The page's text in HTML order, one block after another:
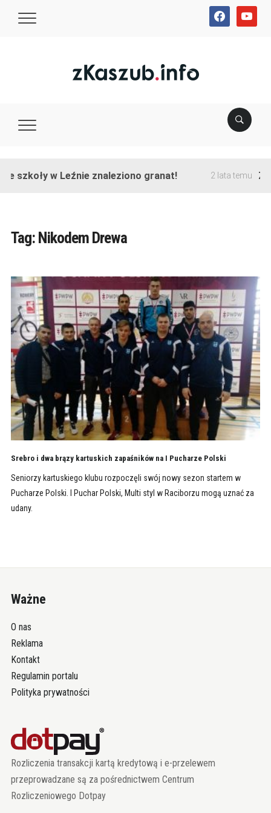
facebookyoutube
szkoły w Leźnie znaleziono granat! 2 lata temu
Tag: Nikodem Drewa
Srebro i dwa brązy kartuskich zapaśników na I Pucharze Polski
Seniorzy kartuskiego klubu rozpoczęli swój nowy sezon startem w
Pucharze Polski. I Puchar Polski, Multi styl w Raciborzu mogą uznać za
udany.
Ważne
O nas
Reklama
Kontakt
Regulamin portalu
Polityka prywatności
Rozliczenia transakcji kartą kredytową i e-przelewem
przeprowadzane są za pośrednictwem Centrum
Rozliczeniowego Dotpay